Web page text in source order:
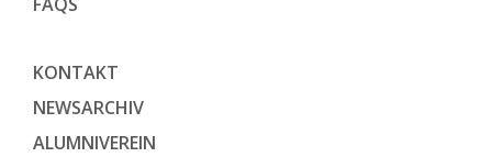
KONTAKT
NEWSARCHIV
ALUMNIVEREIN